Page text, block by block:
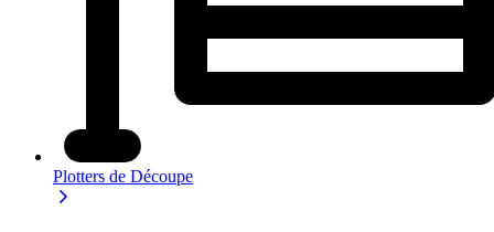
Plotters de Découpe